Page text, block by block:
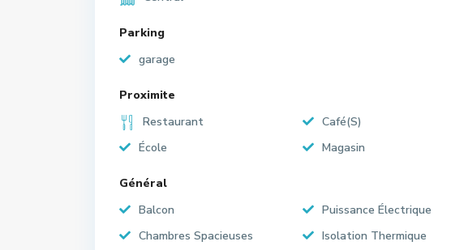
Parking
garage
Proximite
Restaurant
Café(S)
École
Magasin
Général
Balcon
Puissance Électrique
Chambres Spacieuses
Isolation Thermique